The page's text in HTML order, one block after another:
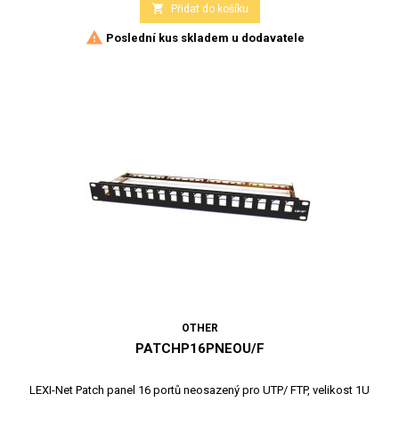
 Přidat do košíku
 Poslední kus skladem u dodavatele
OTHER
PATCHP16PNEOU/F
LEXI-Net Patch panel 16 portů neosazený pro UTP/ FTP, velikost 1U